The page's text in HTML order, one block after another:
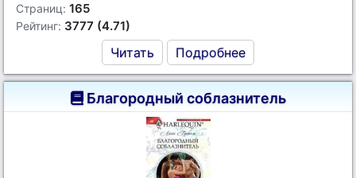
Страниц: 165
Рейтинг: 3777 (4.71)
Читать Подробнее
Благородный соблазнитель